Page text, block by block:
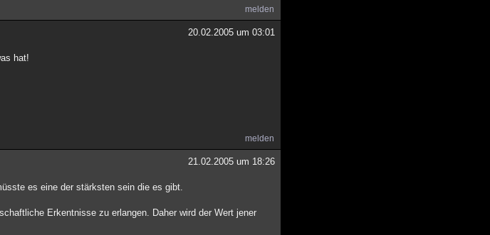
melden
20.02.2005 um 03:01
hat!
melden
21.02.2005 um 18:26
es eine der stärksten sein die es gibt.
Erkentnisse zu erlangen. Daher wird der Wert jener